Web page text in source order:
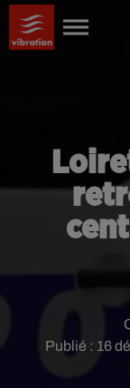
Publié : 16